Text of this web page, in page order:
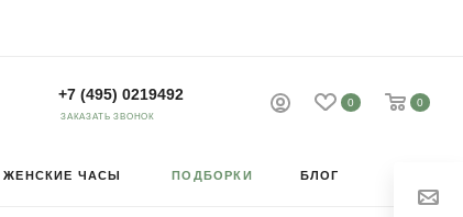
0 0
+7 (495) 0219492
ЗАКАЗАТЬ ЗВОНОК
ЖЕНСКИЕ ЧАСЫ ПОДБОРКИ БЛОГ